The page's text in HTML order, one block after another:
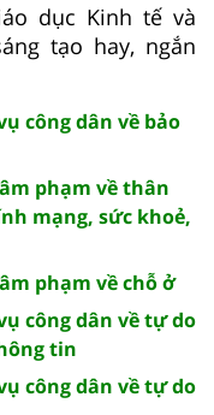
dục Kinh tế và
tạo hay, ngắn
công dân về bảo
phạm về thân
mạng, sức khoẻ,
phạm về chỗ ở
công dân về tự do
tin
công dân về tự do